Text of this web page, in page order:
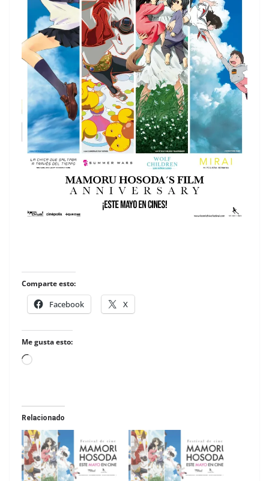
Comparte esto:
Facebook X
Me gusta esto:
Loading…
Relacionado